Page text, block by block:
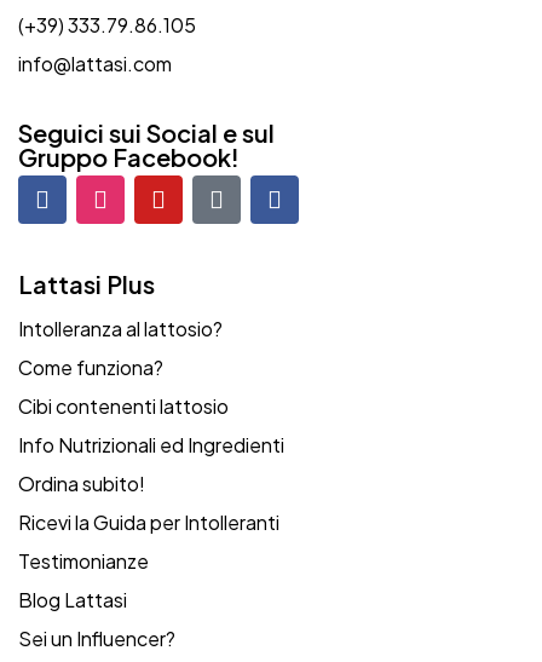
(+39) 333.79.86.105
info@lattasi.com
Seguici sui Social e sul
Gruppo Facebook!
Lattasi Plus
Intolleranza al lattosio?
Come funziona?
Cibi contenenti lattosio
Info Nutrizionali ed Ingredienti
Ordina subito!
Ricevi la Guida per Intolleranti
Testimonianze
Blog Lattasi
Sei un Influencer?